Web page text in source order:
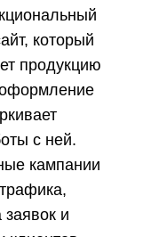
который
продукцию
с ней.
кампании
и